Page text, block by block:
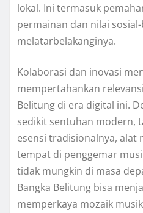
lokal. Ini termasuk
permainan dan nilai
melatarbelakanginya.
Kolaborasi dan inovasi
mempertahankan
Belitung di era digital ini.
sedikit sentuhan modern,
esensi tradisionalnya, alat
tempat di penggemar
tidak mungkin di masa
Bangka Belitung bisa
memperkaya mozaik